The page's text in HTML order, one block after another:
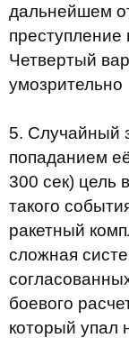
дальнейшем
преступление
Четвертый
умозрительно
5. Случайный
попаданием
300 сек) цель
такого
ракетный
сложная
боевого
который упал